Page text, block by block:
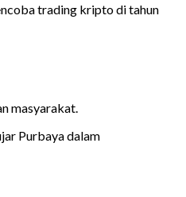
trading kripto di tahun
masyarakat.
Purbaya dalam